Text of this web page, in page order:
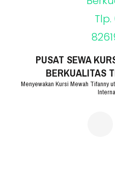
PUSAT SEWA
BERKUALITAS
Menyewakan Kursi Mewah Tifanny